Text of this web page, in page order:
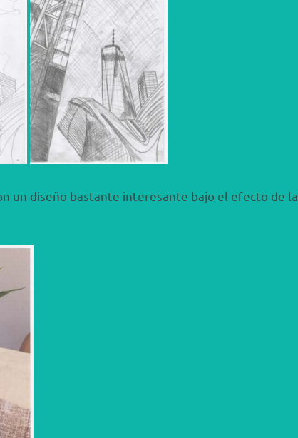
un diseño bastante interesante bajo el efecto de la